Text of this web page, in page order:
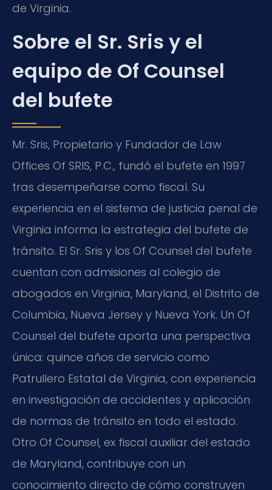
de Virginia.
Sobre el Sr. Sris y el
equipo de Of Counsel
del bufete
Mr. Sris, Propietario y Fundador de Law
Offices Of SRIS, P.C., fundó el bufete en 1997
tras desempeñarse como fiscal. Su
experiencia en el sistema de justicia penal de
Virginia informa la estrategia del bufete de
tránsito. El Sr. Sris y los Of Counsel del bufete
cuentan con admisiones al colegio de
abogados en Virginia, Maryland, el Distrito de
Columbia, Nueva Jersey y Nueva York. Un Of
Counsel del bufete aporta una perspectiva
única: quince años de servicio como
Patrullero Estatal de Virginia, con experiencia
en investigación de accidentes y aplicación
de normas de tránsito en todo el estado.
Otro Of Counsel, ex fiscal auxiliar del estado
de Maryland, contribuye con un
conocimiento directo de cómo construyen